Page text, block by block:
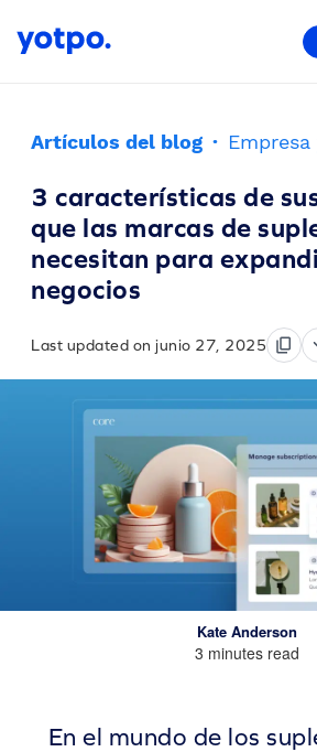
Artículos del blog ·
3 características de
que las marcas de
necesitan para
negocios
Last updated on junio 27, 2025
Kate Anderson
3 minutes read
En el mundo de los